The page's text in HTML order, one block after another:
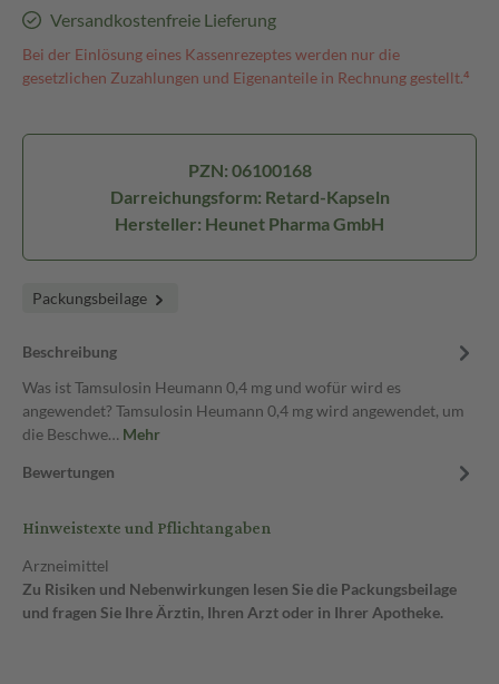
Versandkostenfreie Lieferung
Bei der Einlösung eines Kassenrezeptes werden nur die
gesetzlichen Zuzahlungen und Eigenanteile in Rechnung gestellt.⁴
PZN: 06100168
Darreichungsform: Retard-Kapseln
Hersteller: Heunet Pharma GmbH
Packungsbeilage
Beschreibung
Was ist Tamsulosin Heumann 0,4 mg und wofür wird es
angewendet? Tamsulosin Heumann 0,4 mg wird angewendet, um
die Beschwe… Mehr
Bewertungen
Hinweistexte und Pflichtangaben
Arzneimittel
Zu Risiken und Nebenwirkungen lesen Sie die Packungsbeilage
und fragen Sie Ihre Ärztin, Ihren Arzt oder in Ihrer Apotheke.